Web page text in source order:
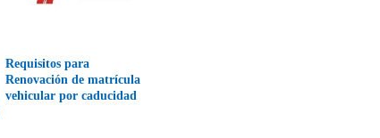
Requisitos para
Renovación de matrícula
vehicular por caducidad